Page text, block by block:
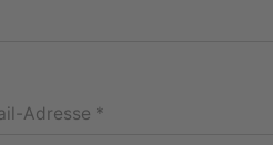
Adresse *